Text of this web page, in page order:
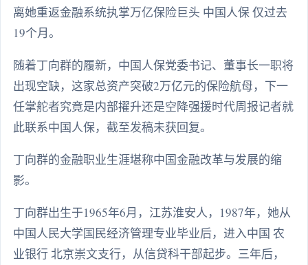
离她重返金融系统执掌万亿保险巨头 中国人保 仅过去
19个月。
随着丁向群的履新，中国人保党委书记、董事长一职将
出现空缺，这家总资产突破2万亿元的保险航母，下一
任掌舵者究竟是内部擢升还是空降强援时代周报记者就
此联系中国人保，截至发稿未获回复。
丁向群的金融职业生涯堪称中国金融改革与发展的缩
影。
丁向群出生于1965年6月，江苏淮安人，1987年，她从
中国人民大学国民经济管理专业毕业后，进入中国 农
业银行 北京崇文支行，从信贷科干部起步。三年后，